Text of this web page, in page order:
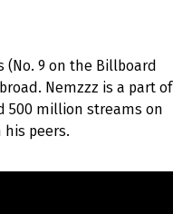
(No. 9 on the Billboard
Nemzzz is a part of
500 million streams on
peers.